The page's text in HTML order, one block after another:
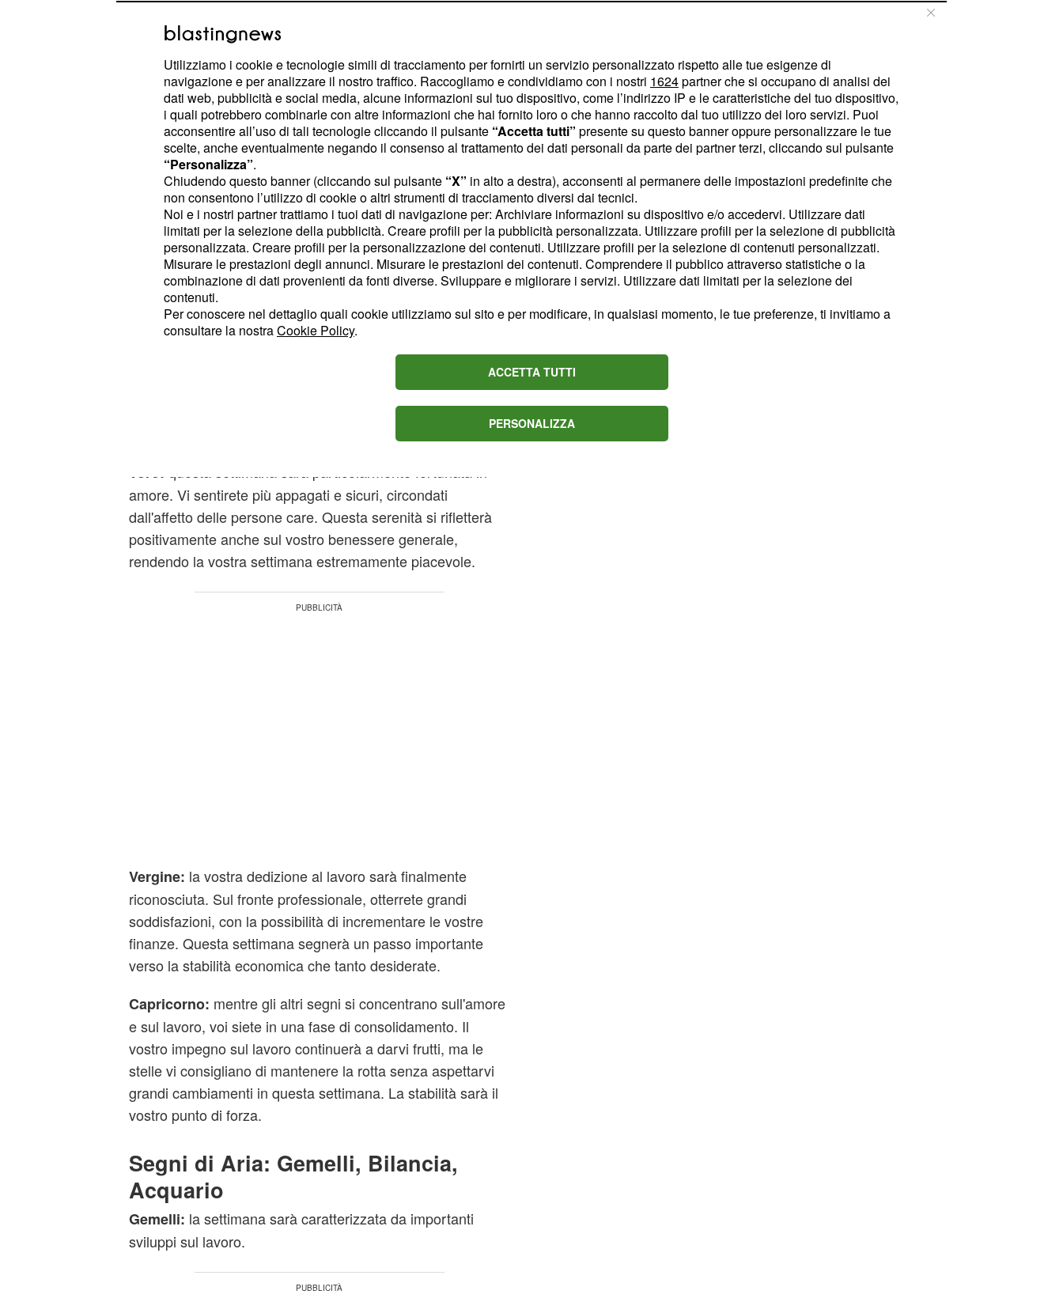
Tuttavia, questa settimana potrebbe essere più orientata
verso la costruzione di relazioni professionali che vi
porteranno vantaggi in futuro. I guadagni arriveranno, ma
non subito.
Sagittario:la vostra intraprendenza vi spingerà a esplorare
nuove strade professionali. Se siete disposti a prendere
qualche rischio, potreste scoprire nuove fonti di guadagno.
Le stelle vi consigliano di seguire il vostro istinto e di
Segni di Terra: Toro, Vergine,
Toro:
amore. Vi sentirete più appagati e sicuri, circondati
dall'affetto delle persone care. Questa serenità si rifletterà
positivamente anche sul vostro benessere generale,
rendendo la vostra settimana estremamente piacevole.
Vergine: la vostra dedizione al lavoro sarà finalmente
riconosciuta. Sul fronte professionale, otterrete grandi
soddisfazioni, con la possibilità di incrementare le vostre
finanze. Questa settimana segnerà un passo importante
verso la stabilità economica che tanto desiderate.
Capricorno: mentre gli altri segni si concentrano sull'amore
e sul lavoro, voi siete in una fase di consolidamento. Il
vostro impegno sul lavoro continuerà a darvi frutti, ma le
stelle vi consigliano di mantenere la rotta senza aspettarvi
grandi cambiamenti in questa settimana. La stabilità sarà il
vostro punto di forza.
Segni di Aria: Gemelli, Bilancia,
Acquario
Gemelli: la settimana sarà caratterizzata da importanti
sviluppi sul lavoro.
Utilizziamo i cookie e tecnologie simili di tracciamento per fornirti un servizio personalizzato rispetto alle tue esigenze di
navigazione e per analizzare il nostro traffico. Raccogliamo e condividiamo con i nostri 1624partner che si occupano di analisi dei
dati web, pubblicità e social media, alcune informazioni sul tuo dispositivo, come l’indirizzo IP e le caratteristiche del tuo dispositivo,
i quali potrebbero combinarle con altre informazioni che hai fornito loro o che hanno raccolto dal tuo utilizzo dei loro servizi. Puoi
acconsentire all’uso di tali tecnologie cliccando il pulsante “Accetta tutti” presente su questo banner oppure personalizzare le tue
scelte, anche eventualmente negando il consenso al trattamento dei dati personali da parte dei partner terzi, cliccando sul pulsante
“Personalizza”.
Chiudendo questo banner (cliccando sul pulsante “X” in alto a destra), acconsenti al permanere delle impostazioni predefinite che
non consentono l’utilizzo di cookie o altri strumenti di tracciamento diversi dai tecnici.
Noi e i nostri partner trattiamo i tuoi dati di navigazione per: Archiviare informazioni su dispositivo e/o accedervi. Utilizzare dati
limitati per la selezione della pubblicità. Creare profili per la pubblicità personalizzata. Utilizzare profili per la selezione di pubblicità
personalizzata. Creare profili per la personalizzazione dei contenuti. Utilizzare profili per la selezione di contenuti personalizzati.
Misurare le prestazioni degli annunci. Misurare le prestazioni dei contenuti. Comprendere il pubblico attraverso statistiche o la
combinazione di dati provenienti da fonti diverse. Sviluppare e migliorare i servizi. Utilizzare dati limitati per la selezione dei
contenuti.
Per conoscere nel dettaglio quali cookie utilizziamo sul sito e per modificare, in qualsiasi momento, le tue preferenze, ti invitiamo a
consultare la nostraCookie Policy.
ACCETTA TUTTI
PERSONALIZZA